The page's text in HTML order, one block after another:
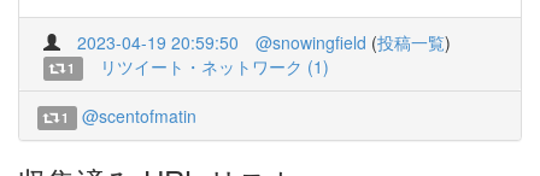
2023-04-19 20:59:50 @snowingfield (投稿一覧)
1 リツイート・ネットワーク (1)
1 @scentofmatin